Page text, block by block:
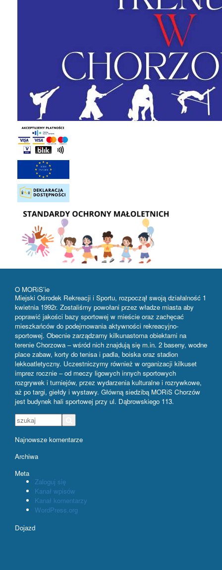
O MORiS’ie
Miejski Ośrodek Rekreacji i Sportu, rozpoczął swoją działalność 1
kwietnia 1992r. Zostaliśmy powołani przez władze miasta aby
poprawić jakości bazy sportowej w mieście oraz zachęcać
mieszkańców do podejmowania aktywności rekreacyjno-
sportowej. Obecnie zarządzamy kilkunastoma obiektami na
terenie Chorzowa – wśród nich znajdują się m.in. 2 baseny, wodne
place zabaw, korty do tenisa i padla, boiska oraz stadion
lekkoatletyczny. Uczestniczymy również w organizacji kilkuset
imprez rocznie – od meczy ligowych innych sportowych
rozgrywek i turniejów, przez wydarzenia kulturalne i rozrywkowe,
aż po targi, giełdy i wystawy. Główną siedzibą MORiS Chorzów
jest budynek hali sportowej przy ul. Dąbrowskiego 113.
Najnowsze komentarze
Archiwa
Meta
Zaloguj się
Kanał wpisów
Kanał komentarzy
WordPress.org
Dojazd